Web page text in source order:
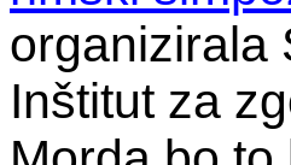
organizirala
Inštitut za